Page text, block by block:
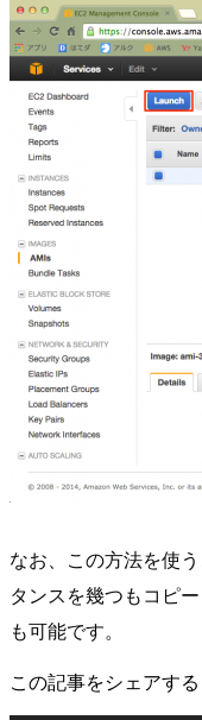
なお、この方法を使
タンスを幾つもコピ
も可能です。
この記事をシェアする